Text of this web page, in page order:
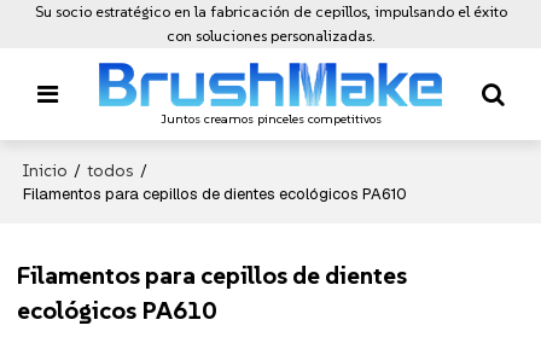
Su socio estratégico en la fabricación de cepillos, impulsando el éxito
con soluciones personalizadas.
Juntos creamos pinceles competitivos
Inicio / todos /
Filamentos para cepillos de dientes ecológicos PA610
Filamentos para cepillos de dientes
ecológicos PA610